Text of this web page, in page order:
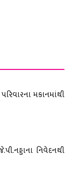
મકાનમાંથી
નિવેદનથી